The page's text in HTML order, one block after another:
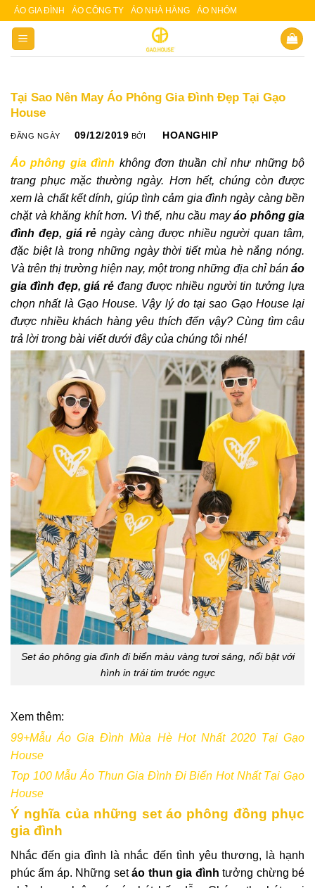
Skip
content
ÁO GIA ĐÌNH ÁO CÔNG TY ÁO NHÀ HÀNG ÁO NHÓM
Tại Sao Nên May Áo Phông Gia Đình Đẹp Tại Gạo
House
ĐĂNG NGÀY 09/12/2019 BỞI HOANGHIP
Áo phông gia đình không đơn thuần chỉ như những bộ
trang phục mặc thường ngày. Hơn hết, chúng còn được
xem là chất kết dính, giúp tình cảm gia đình ngày càng bền
chặt và khăng khít hơn. Vì thế, nhu cầu mayáo phông gia
đình đẹp, giá rẻ ngày càng được nhiều người quan tâm,
đặc biệt là trong những ngày thời tiết mùa hè nắng nóng.
Và trên thị trường hiện nay, một trong những địa chỉ bán áo
gia đình đẹp, giá rẻ đang được nhiều người tin tưởng lựa
chọn nhất là Gạo House. Vậy lý do tại sao Gạo House lại
được nhiều khách hàng yêu thích đến vậy? Cùng tìm câu
trả lời trong bài viết dưới đây của chúng tôi nhé!
Set áo phông gia đình đi biển màu vàng tươi sáng, nổi bật với
hình in trái tim trước ngực
Xem thêm:
99+Mẫu Áo Gia Đình Mùa Hè Hot Nhất 2020 Tại Gạo
House
Top 100 Mẫu Áo Thun Gia Đình Đi Biển Hot Nhất Tại Gạo
House
Ý nghĩa của những set áo phông đồng phục
gia đình
Nhắc đến gia đình là nhắc đến tình yêu thương, là hạnh
phúc ấm áp. Những setáo thun gia đình tưởng chừng bé